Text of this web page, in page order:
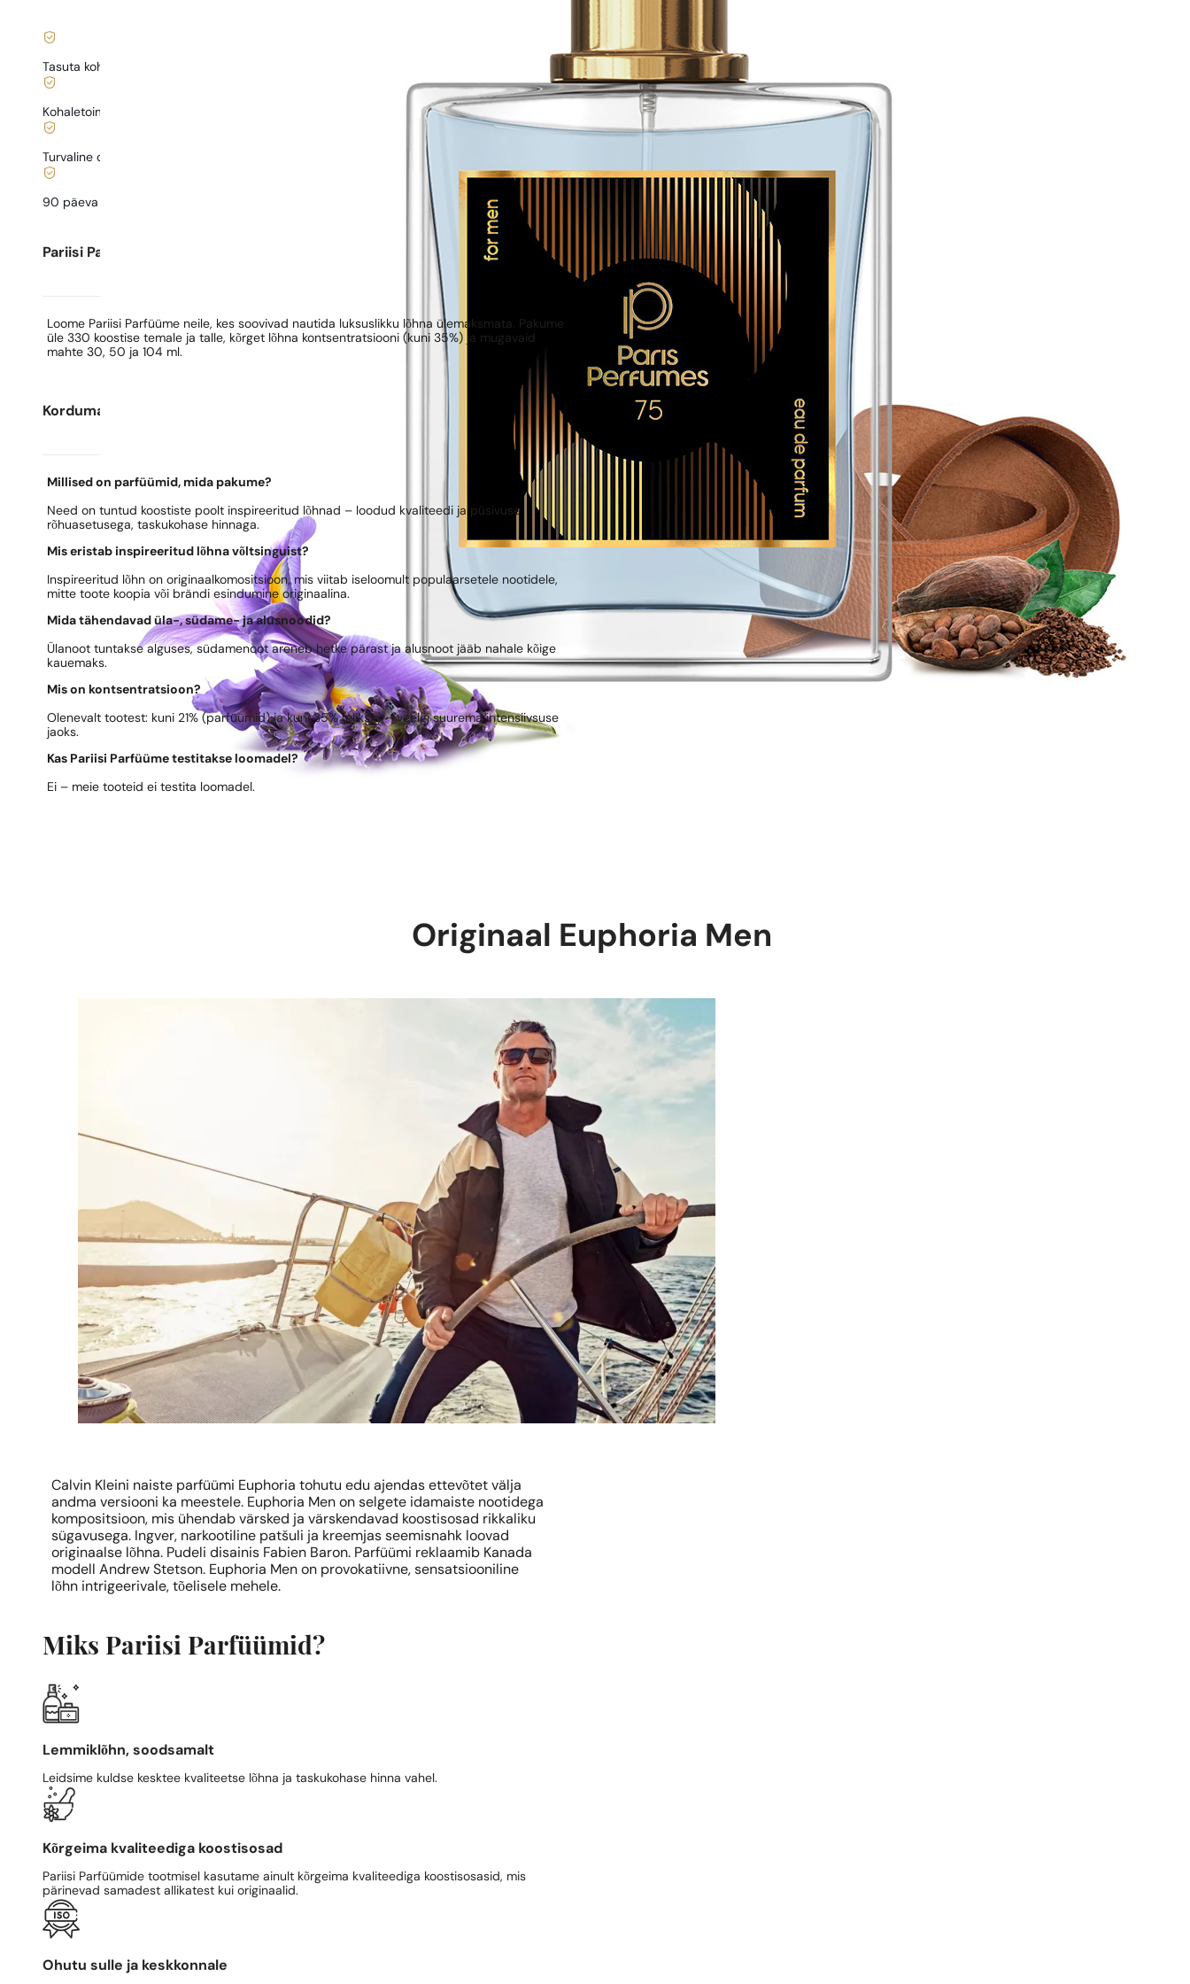
Tasuta kohaletoimetamine alates
Kohaletoimetamine alates
Turvaline ostlemine ja maksed
90 päeva
Pariisi Parfüümide kohta
Loome Pariisi Parfüüme neile, kes soovivad nautida luksuslikku lõhna ülemaksmata. Pakume
üle 330 koostise temale ja talle, kõrget lõhna kontsentratsiooni (kuni 35%) ja mugavaid
mahte 30, 50 ja 104 ml.
Korduma kippuvad küsimused
Millised on parfüümid, mida pakume?
Need on tuntud koostiste poolt inspireeritud lõhnad – loodud kvaliteedi ja püsivuse
rõhuasetusega, taskukohase hinnaga.
Mis eristab inspireeritud lõhna võltsinguist?
Inspireeritud lõhn on originaalkomositsioon, mis viitab iseloomult populaarsetele nootidele,
mitte toote koopia või brändi esindumine originaalina.
Mida tähendavad üla-, südame- ja alusnoodid?
Ülanoot tuntakse alguses, südamenoot areneb hetke pärast ja alusnoot jääb nahale kõige
kauemaks.
Mis on kontsentratsioon?
Olenevalt tootest: kuni 21% (parfüümid) ja kuni 35% (eliksir) – veelgi suurema intensiivsuse
jaoks.
Kas Pariisi Parfüüme testitakse loomadel?
Ei – meie tooteid ei testita loomadel.
Originaal Euphoria Men
Calvin Kleini naiste parfüümi Euphoria tohutu edu ajendas ettevõtet välja
andma versiooni ka meestele. Euphoria Men on selgete idamaiste nootidega
kompositsioon, mis ühendab värsked ja värskendavad koostisosad rikkaliku
sügavusega. Ingver, narkootiline patšuli ja kreemjas seemisnahk loovad
originaalse lõhna. Pudeli disainis Fabien Baron. Parfüümi reklaamib Kanada
modell Andrew Stetson. Euphoria Men on provokatiivne, sensatsiooniline
lõhn intrigeerivale, tõelisele mehele.
Miks Pariisi Parfüümid?
Lemmiklõhn, soodsamalt
Leidsime kuldse kesktee kvaliteetse lõhna ja taskukohase hinna vahel.
Kõrgeima kvaliteediga koostisosad
Pariisi Parfüümide tootmisel kasutame ainult kõrgeima kvaliteediga koostisosasid, mis
pärinevad samadest allikatest kui originaalid.
Ohutu sulle ja keskkonnale